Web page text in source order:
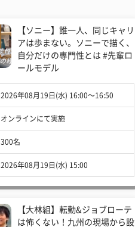
【ソニー】誰一人、同じキャリ
アは歩まない。ソニーで描く、
自分だけの専門性とは #先輩ロ
ールモデル
2026年08月19日(水) 16:00〜16:50
オンラインにて実施
300名
2026年08月19日(水) 15:00
【大林組】転勤&ジョブローテ
は怖くない！九州の現場から設